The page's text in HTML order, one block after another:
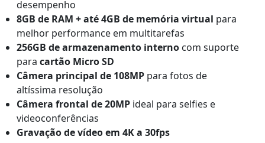
desempenho
8GB de RAM + até 4GB de memória virtual para
melhor performance em multitarefas
256GB de armazenamento interno com suporte
para cartão Micro SD
Câmera principal de 108MP para fotos de
altíssima resolução
Câmera frontal de 20MP ideal para selfies e
videoconferências
Gravação de vídeo em 4K a 30fps